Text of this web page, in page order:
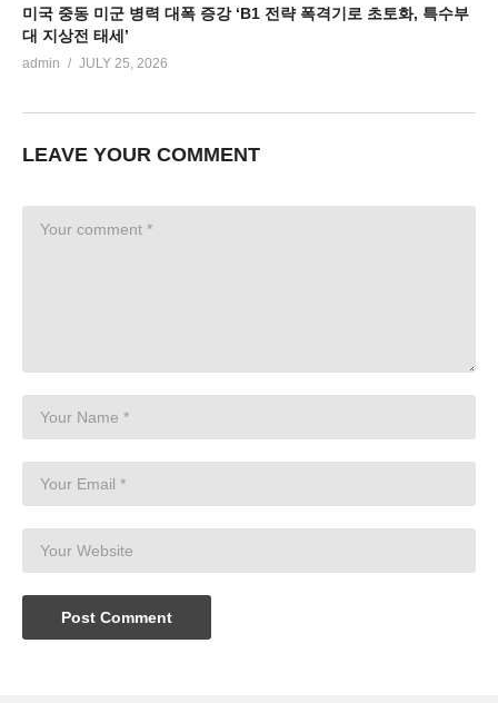
미국 중동 미군 병력 대폭 증강 ‘B1 전략 폭격기로 초토화, 특수부
대 지상전 태세’
admin JULY 25, 2026
LEAVE YOUR COMMENT